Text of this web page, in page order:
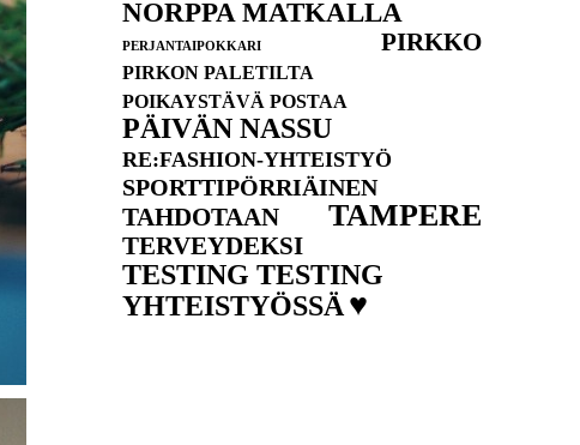
NORPPA MATKALLA
PERJANTAIPOKKARI PIRKKO
PIRKON PALETILTA
POIKAYSTÄVÄ POSTAA
PÄIVÄN NASSU
RE:FASHION-YHTEISTYÖ
SPORTTIPÖRRIÄINEN
TAHDOTAAN TAMPERE
TERVEYDEKSI
TESTING TESTING
YHTEISTYÖSSÄ♥